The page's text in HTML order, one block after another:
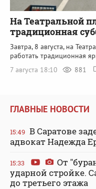
На Театральной
традиционная
Завтра, 8 августа, на
работать традиционная
7 августа 18:10
881
ГЛАВНЫЕ НОВОСТИ
15:49 В Саратове
адвокат Надежда
15:33
От
ударной стройке.
до третьего этажа